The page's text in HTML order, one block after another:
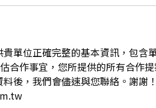
單位正確完整的基本資訊，包含
合作事宜，您所提供的所有合作
後，我們會儘速與您聯絡。謝謝！